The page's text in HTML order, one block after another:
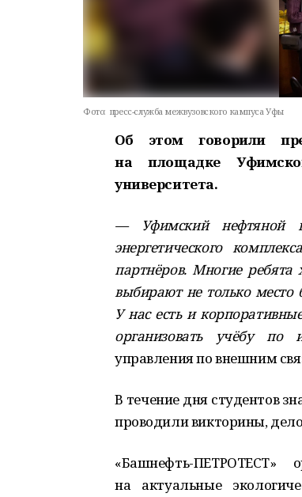
Фото: пресс-служба межвузовского кампуса Уфы
Об этом говорили
на площадке
университета.
— Уфимский нефтяной
энергетического
партнёров. Многие ребята
выбирают не только место
У нас есть и
организовать учёбу по
управления по внешним
В течение дня студентов
проводили викторины,
«Башнефть-
на актуальные